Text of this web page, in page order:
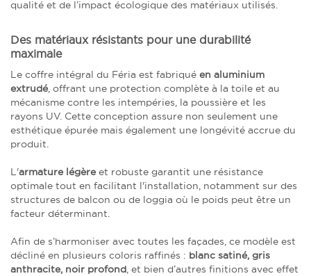
qualité et de l’impact écologique des matériaux utilisés.
Des matériaux résistants pour une durabilité
maximale
Le coffre intégral du Féria est fabriqué en aluminium
extrudé, offrant une protection complète à la toile et au
mécanisme contre les intempéries, la poussière et les
rayons UV. Cette conception assure non seulement une
esthétique épurée mais également une longévité accrue du
produit.
L'armature légèreet robuste garantit une résistance
optimale tout en facilitant l'installation, notamment sur des
structures de balcon ou de loggia où le poids peut être un
facteur déterminant.
Afin de s’harmoniser avec toutes les façades, ce modèle est
décliné en plusieurs coloris raffinés : blanc satiné, gris
anthracite, noir profond, et bien d’autres finitions avec effet